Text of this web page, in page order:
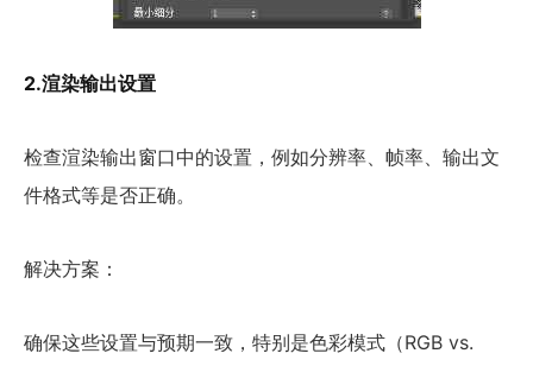
2.渲染输出设置
检查渲染输出窗口中的设置，例如分辨率、帧率、输出文
件格式等是否正确。
解决方案：
确保这些设置与预期一致，特别是色彩模式（RGB vs.